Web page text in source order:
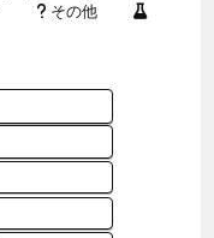
その他